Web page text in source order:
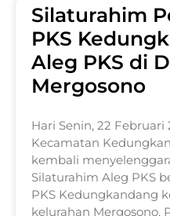
Silaturahim
PKS
Aleg PKS di
Mergosono
Hari Senin, 22 Februari
Kecamatan
kembali
Silaturahim Aleg PKS
PKS Kedungkandang
kelurahan Mergosono.